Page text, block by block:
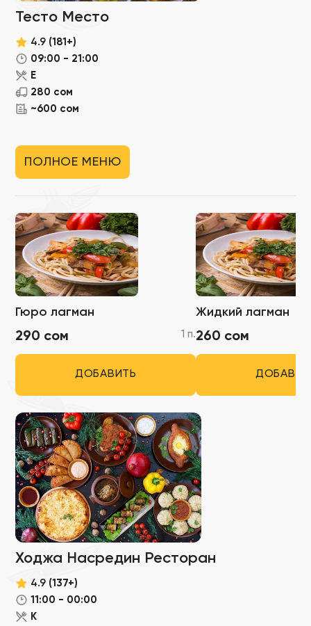
Тесто Место
4.9 (181+)
09:00 - 21:00
Е
280 сом
~600 сом
ПОЛНОЕ МЕНЮ
Гюро лагман
290 сом 1 п.
ДОБАВИТЬ
Жидкий лагман
260 сом
Ходжа Насредин Ресторан
4.9 (137+)
11:00 - 00:00
К